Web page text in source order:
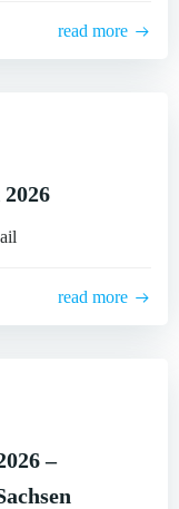
read more
read more
–